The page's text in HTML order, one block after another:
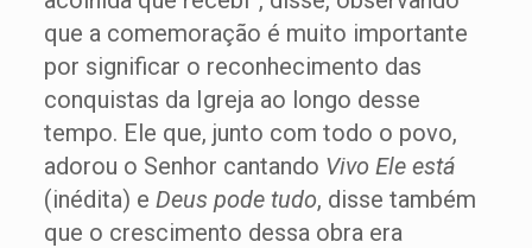
que a comemoração é muito importante
por significar o reconhecimento das
conquistas da Igreja ao longo desse
tempo. Ele que, junto com todo o povo,
adorou o Senhor cantando Vivo Ele está
(inédita) e Deus pode tudo, disse também
que o crescimento dessa obra era